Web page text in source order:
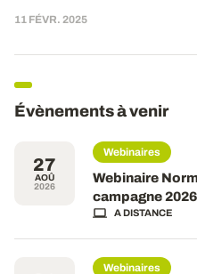
11 FÉVR. 2025
Évènements à venir
27
AOÛ
2026
Webinaires
Webinaire
campagne
A DISTANCE
Webinaires